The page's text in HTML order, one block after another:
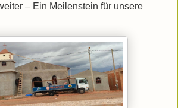
– Ein Meilenstein für unsere